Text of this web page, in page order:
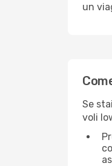
un
Se
voli